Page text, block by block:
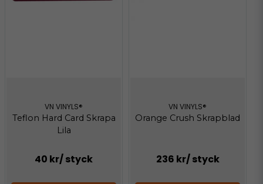
VN VINYLS®
Teflon Hard Card Skrapa
Lila
40 kr/ styck
VN VINYLS®
Orange Crush Skrapblad
236 kr/ styck